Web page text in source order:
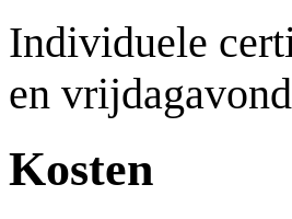
Individuele
en
Kosten